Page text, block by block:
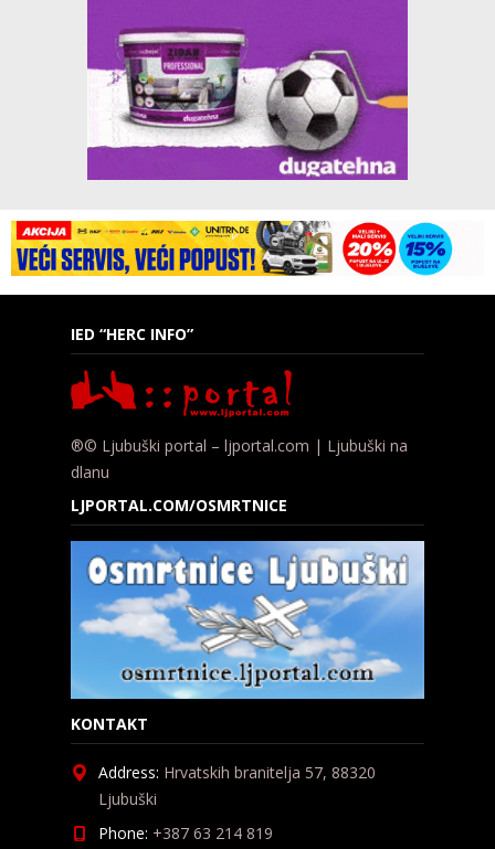
IED “HERC INFO”
®© Ljubuški portal – ljportal.com | Ljubuški na
dlanu
LJPORTAL.COM/OSMRTNICE
KONTAKT
Address: Hrvatskih branitelja 57, 88320
Ljubuški
Phone: +387 63 214 819